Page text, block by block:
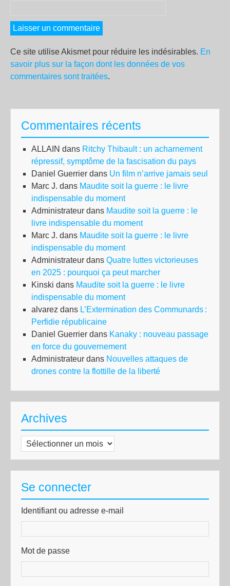
Ce site utilise Akismet pour réduire les indésirables. En
savoir plus sur la façon dont les données de vos
commentaires sont traitées.
Commentaires récents
ALLAIN dans Ritchy Thibault : un acharnement
répressif, symptôme de la fascisation du pays
Daniel Guerrier dans Un film n’arrive jamais seul
Marc J. dans Maudite soit la guerre : le livre
indispensable du moment
Administrateur dans Maudite soit la guerre : le
livre indispensable du moment
Marc J. dans Maudite soit la guerre : le livre
indispensable du moment
Administrateur dans Quatre luttes victorieuses
en 2025 : pourquoi ça peut marcher
Kinski dans Maudite soit la guerre : le livre
indispensable du moment
alvarez dans L’Extermination des Communards :
Perfidie républicaine
Daniel Guerrier dans Kanaky : nouveau passage
en force du gouvernement
Administrateur dans Nouvelles attaques de
drones contre la flottille de la liberté
Archives
Archives
Se connecter
Identifiant ou adresse e-mail
Mot de passe